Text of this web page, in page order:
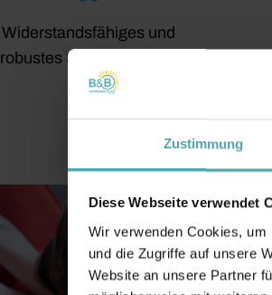
Zustimmung
Diese Webseite verwendet
Wir verwenden Cookies,
und die Zugriffe auf unsere
Website an unsere Partner
Widerstandsfähiges und
robustes Sicherheitsglas